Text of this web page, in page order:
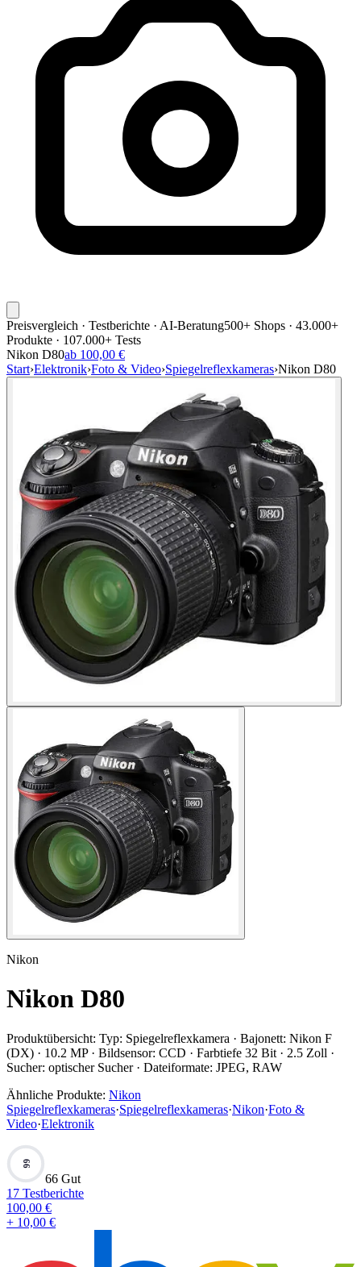
Preisvergleich · Testberichte · AI-Beratung500+ Shops · 43.000+
Produkte · 107.000+ Tests
Nikon D80ab 100,00 €
Start›Elektronik›Foto & Video›Spiegelreflexkameras›Nikon D80
Nikon
Nikon D80
Produktübersicht: Typ: Spiegelreflexkamera · Bajonett: Nikon F
(DX) · 10.2 MP · Bildsensor: CCD · Farbtiefe 32 Bit · 2.5 Zoll ·
Sucher: optischer Sucher · Dateiformate: JPEG, RAW
Ähnliche Produkte: Nikon
Spiegelreflexkameras·Spiegelreflexkameras·Nikon·Foto &
Video·Elektronik
66
66 Gut
17 Testberichte
100,00 €
+ 10,00 €